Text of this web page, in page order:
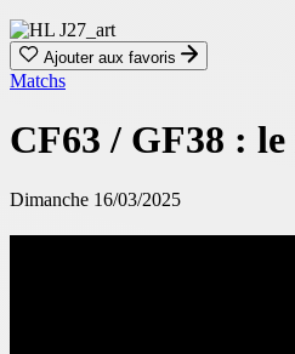
Ajouter aux favoris
Matchs
CF63 / GF38 :
Dimanche 16/03/2025